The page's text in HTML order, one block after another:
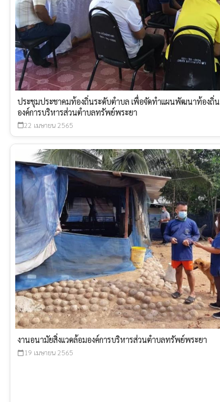
ประชุมประชาคมท้องถิ่นระดับตำบล เพื่อจัดทำแผนพัฒนาท้องถิ่
องค์การบริหารส่วนตำบลทรัพย์พระยา
calendar_today22 เมษายน 2565
งานอนามัยสิ่งแวดล้อมองค์การบริหารส่วนตำบลทรัพย์พระยา
calendar_today 19 เมษายน 2565